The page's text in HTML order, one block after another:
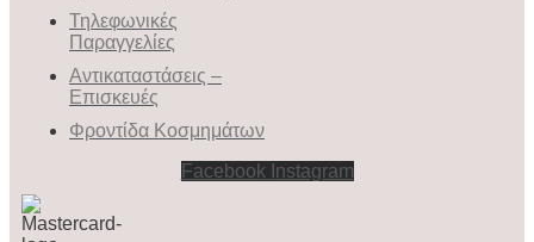
Τηλεφωνικές
Παραγγελίες
Αντικαταστάσεις –
Επισκευές
Φροντίδα Κοσμημάτων
Facebook Instagram